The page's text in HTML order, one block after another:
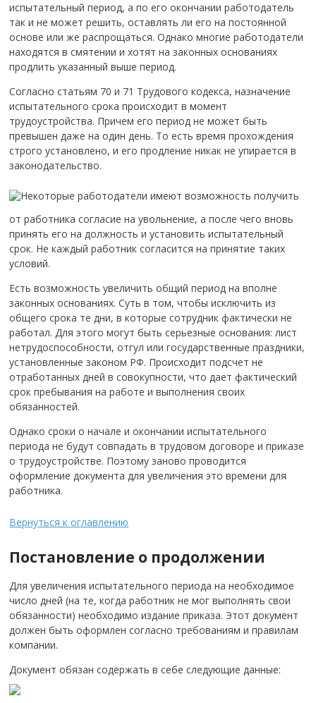
испытательный период, а по его окончании работодатель
так и не может решить, оставлять ли его на постоянной
основе или же распрощаться. Однако многие работодатели
находятся в смятении и хотят на законных основаниях
продлить указанный выше период.
Согласно статьям 70 и 71 Трудового кодекса, назначение
испытательного срока происходит в момент
трудоустройства. Причем его период не может быть
превышен даже на один день. То есть время прохождения
строго установлено, и его продление никак не упирается в
законодательство.
Некоторые работодатели имеют возможность получить
от работника согласие на увольнение, а после чего вновь
принять его на должность и установить испытательный
срок. Не каждый работник согласится на принятие таких
условий.
Есть возможность увеличить общий период на вполне
законных основаниях. Суть в том, чтобы исключить из
общего срока те дни, в которые сотрудник фактически не
работал. Для этого могут быть серьезные основания: лист
нетрудоспособности, отгул или государственные праздники,
установленные законом РФ. Происходит подсчет не
отработанных дней в совокупности, что дает фактический
срок пребывания на работе и выполнения своих
обязанностей.
Однако сроки о начале и окончании испытательного
периода не будут совпадать в трудовом договоре и приказе
о трудоустройстве. Поэтому заново проводится
оформление документа для увеличения это времени для
работника.
Вернуться к оглавлению
Постановление о продолжении
Для увеличения испытательного периода на необходимое
число дней (на те, когда работник не мог выполнять свои
обязанности) необходимо издание приказа. Этот документ
должен быть оформлен согласно требованиям и правилам
компании.
Документ обязан содержать в себе следующие данные: